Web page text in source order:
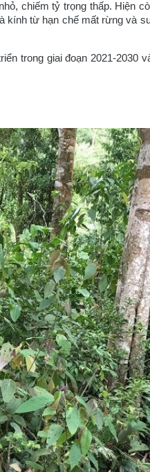
chiếm tỷ trọng thấp. Hiện
từ hạn chế mất rừng và
trong giai đoạn 2021-2030